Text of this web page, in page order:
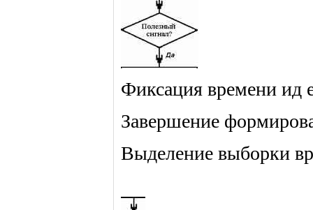
Фиксация времени ид
Завершение
Выделение выборки